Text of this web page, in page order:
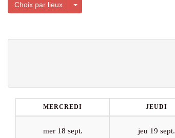
Choix par lieux Toggle Dropdown
MERCREDI JEUDI
mer 18 sept. jeu 19 sept.